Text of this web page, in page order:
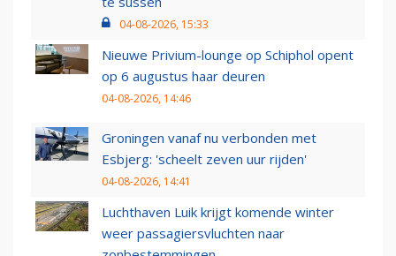
04-08-2026, 15:33
Nieuwe Privium-lounge op Schiphol opent
op 6 augustus haar deuren
04-08-2026, 14:46
Groningen vanaf nu verbonden met
Esbjerg: 'scheelt zeven uur rijden'
04-08-2026, 14:41
Luchthaven Luik krijgt komende winter
weer passagiersvluchten naar